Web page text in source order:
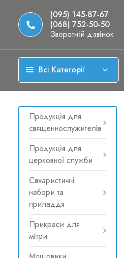
(095) 145-87-67
(068) 752-50-50
Зворотній дзвінок
Всі Категорії
Продукція для
священнослужителів
Продукція для
церковної служби
Євхаристичні
набори та
приладдя
Прикраси для
мітри